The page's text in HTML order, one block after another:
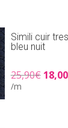
Simili cuir
bleu nuit
25,90€ Le
18,00
/m